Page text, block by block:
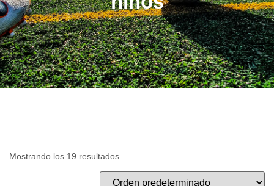
Mostrando los 19 resultados